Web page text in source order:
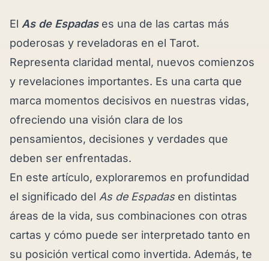
El As de Espadases una de las cartas más
poderosas y reveladoras en el Tarot.
Representa claridad mental, nuevos comienzos
y revelaciones importantes. Es una carta que
marca momentos decisivos en nuestras vidas,
ofreciendo una visión clara de los
pensamientos, decisiones y verdades que
deben ser enfrentadas.
En este artículo, exploraremos en profundidad
el significado del As de Espadasen distintas
áreas de la vida, sus combinaciones con otras
cartas y cómo puede ser interpretado tanto en
su posición vertical como invertida. Además, te